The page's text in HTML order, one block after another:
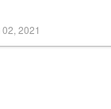
2021